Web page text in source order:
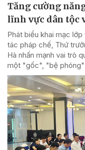
Tăng cường
lĩnh vực dân tộc
Phát biểu khai mạc
tác pháp chế, Thứ
Hà nhấn mạnh vai trò
một "gốc", "bệ